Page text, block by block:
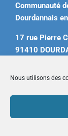
Nous utilisons des
Communauté
Dourdannais
17 rue Pierre
91410
Accueil|Plan